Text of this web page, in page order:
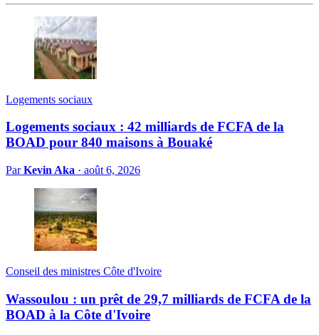
Logements sociaux
Logements sociaux : 42 milliards de FCFA de la
BOAD pour 840 maisons à Bouaké
ParKevin Aka · août 6, 2026
Conseil des ministres Côte d'Ivoire
Wassoulou : un prêt de 29,7 milliards de FCFA de la
BOAD à la Côte d'Ivoire